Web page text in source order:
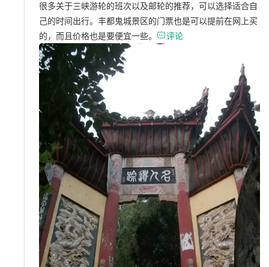
很多关于三峡游轮的班次以及邮轮的推荐，可以选择适合自
己的时间出行。丰都鬼城景区的门票也是可以提前在网上买
的，而且价格也是要便宜一些。 评论